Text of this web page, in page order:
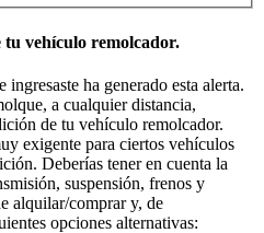
tu vehículo remolcador.
ha generado esta alerta.
a cualquier distancia,
de tu vehículo remolcador.
exigente para ciertos vehículos
Deberías tener en cuenta la
suspensión, frenos y
alquilar/comprar y, de
opciones alternativas: